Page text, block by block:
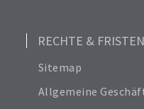
RECHTE & FRISTEN
Sitemap
Allgemeine